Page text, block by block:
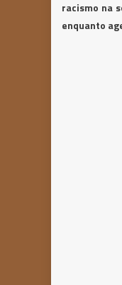
racismo na
enquanto